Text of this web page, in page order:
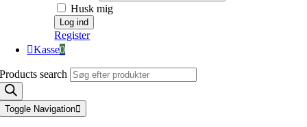
Husk mig
Register
Kasse0
Products search
Toggle Navigation